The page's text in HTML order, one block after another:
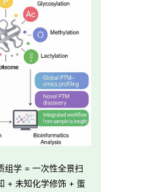
组学 = 一次性全景扫
+ 未知化学修饰 + 蛋